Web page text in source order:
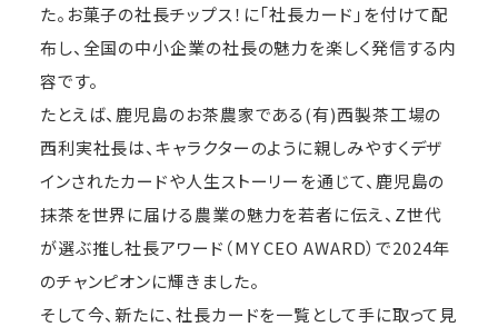
た。お菓子の社長チップス！に「社長カード」を付けて配
布し、全国の中小企業の社長の魅力を楽しく発信する内
容です。
たとえば、鹿児島のお茶農家である(有)西製茶工場の
西利実社長は、キャラクターのように親しみやすくデザ
インされたカードや人生ストーリーを通じて、鹿児島の
抹茶を世界に届ける農業の魅力を若者に伝え、Z世代
が選ぶ推し社長アワード（MY CEO AWARD）で2024年
のチャンピオンに輝きました。
そして今、新たに、社長カードを一覧として手に取って見